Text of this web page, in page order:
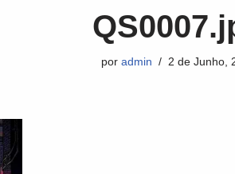
por admin 2 de Junho,